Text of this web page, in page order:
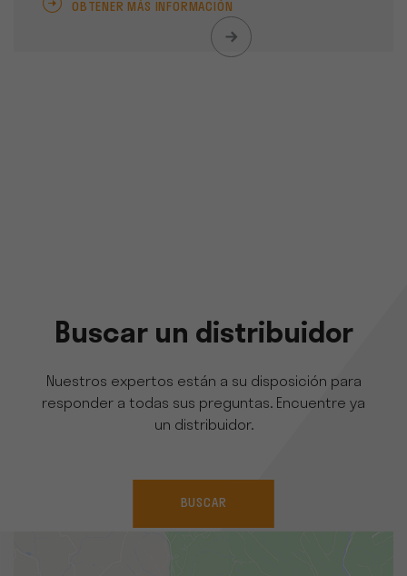
OBTENER MÁS INFORMACIÓN
Buscar un distribuidor
Nuestros expertos están a su disposición para
responder a todas sus preguntas. Encuentre ya
un distribuidor.
BUSCAR